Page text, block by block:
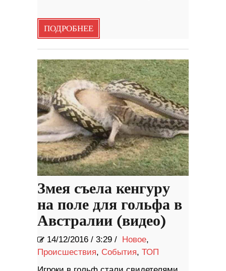
ПОДРОБНЕЕ
Змея съела кенгуру
на поле для гольфа в
Австралии (видео)
14/12/2016 / 3:29 / Новое,
Происшествия, События, ТОП